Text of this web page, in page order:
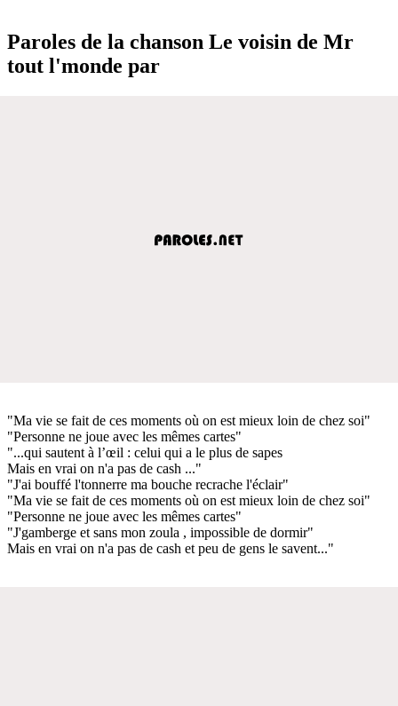
Paroles de la chanson Le voisin de Mr
tout l'monde par
"Ma vie se fait de ces moments où on est mieux loin de chez soi"
"Personne ne joue avec les mêmes cartes"
"...qui sautent à l’œil : celui qui a le plus de sapes
Mais en vrai on n'a pas de cash ..."
"J'ai bouffé l'tonnerre ma bouche recrache l'éclair"
"Ma vie se fait de ces moments où on est mieux loin de chez soi"
"Personne ne joue avec les mêmes cartes"
"J'gamberge et sans mon zoula , impossible de dormir"
Mais en vrai on n'a pas de cash et peu de gens le savent..."